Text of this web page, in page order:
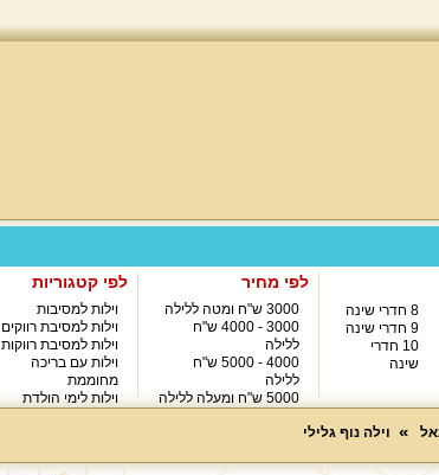
8 חדרי שינה
9 חדרי שינה
10 חדרי
שינה
לפי מחיר
3000 ש"ח ומטה ללילה
3000 - 4000 ש"ח
ללילה
4000 - 5000 ש"ח
ללילה
5000 ש"ח ומעלה ללילה
לפי קטגוריות
וילות למסיבות
וילות למסיבת רווקים
וילות למסיבת רווקות
וילות עם בריכה
מחוממת
וילות לימי הולדת
וילה נוף גלילי